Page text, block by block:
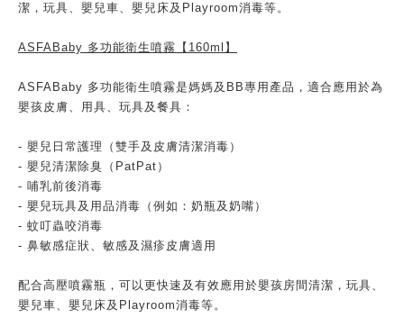
潔，玩具、嬰兒車、嬰兒床及Playroom消毒等。
ASFABaby 多功能衛生噴霧【160ml】
ASFABaby 多功能衛生噴霧是媽媽及BB專用產品，適合應用於為
嬰孩皮膚、用具、玩具及餐具：
- 嬰兒日常護理（雙手及皮膚清潔消毒）
- 嬰兒清潔除臭（PatPat）
- 哺乳前後消毒
- 嬰兒玩具及用品消毒（例如：奶瓶及奶嘴）
- 蚊叮蟲咬消毒
- 鼻敏感症狀、敏感及濕疹皮膚適用
配合高壓噴霧瓶，可以更快速及有效應用於嬰孩房間清潔，玩具、
嬰兒車、嬰兒床及Playroom消毒等。